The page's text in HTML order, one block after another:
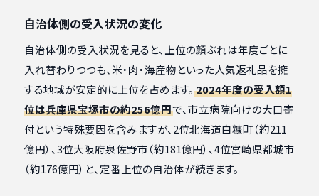
自治体側の受入状況の変化
自治体側の受入状況を見ると、上位の顔ぶれは年度ごとに
入れ替わりつつも、米・肉・海産物といった人気返礼品を擁
する地域が安定的に上位を占めます。 2024年度の受入額1
位は兵庫県宝塚市の約256億円で、市立病院向けの大口寄
付という特殊要因を含みますが、2位北海道白糠町（約211
億円）、3位大阪府泉佐野市（約181億円）、4位宮崎県都城市
（約176億円）と、定番上位の自治体が続きます。